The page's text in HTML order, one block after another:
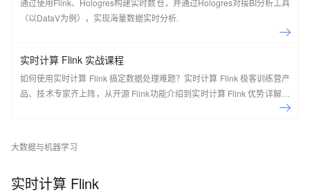
（以DataV为例），实现海量数据实时分析.
实时计算 Flink 实战课程
如何使用实时计算 Flink 搞定数据处理难题？实时计算 Flink 极客训练营产
品、技术专家齐上阵，从开源 Flink功能介绍到实时计算 Flink 优势详解，
现场实操，5天即可上手！ 欢迎开通实时计算 Flink 版：
的会议，通过参会不仅可以了解到 Flink 社区的最新动态和发展计划，还
者和使用者不可错过的盛会。 去年经过品牌升级后的 Flink Forward Asia
大数据与机器学习
实时计算 Flink